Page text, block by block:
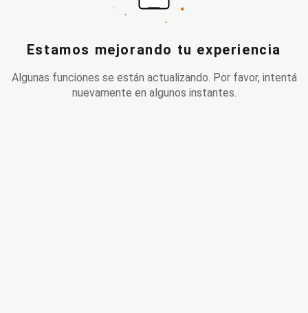
Estamos mejorando tu experiencia
Algunas funciones se están actualizando. Por favor, intentá
nuevamente en algunos instantes.